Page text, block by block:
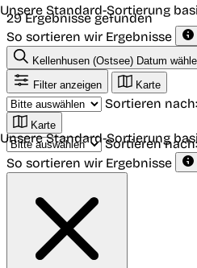
29 Ergebnisse gefunden
So sortieren wir Ergebnisse
Unsere Standard-Sortierung
Kellenhusen (Ostsee) Datum
Filter anzeigen
Karte
Sortieren nach:
Karte
Sortieren nach:
So sortieren wir Ergebnisse
Unsere Standard-Sortierung